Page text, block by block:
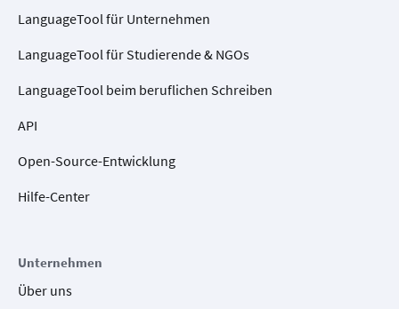
LanguageTool für Unternehmen
LanguageTool für Studierende & NGOs
LanguageTool beim beruflichen Schreiben
API
Open-Source-Entwicklung
Hilfe-Center
Unternehmen
Über uns